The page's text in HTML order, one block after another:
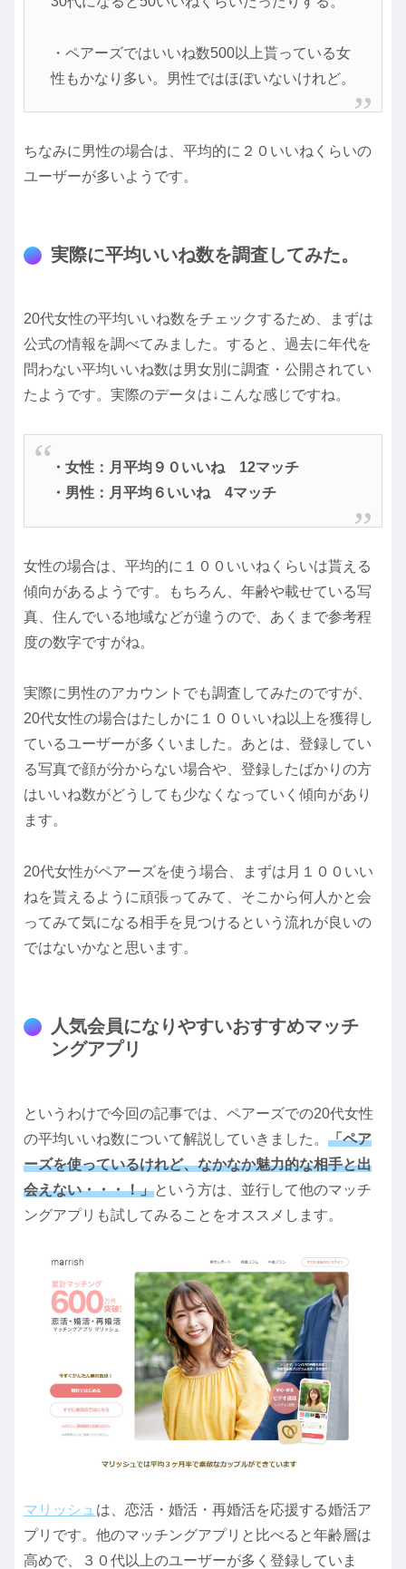
・ペアーズではいいね数500以上貰っている女
性もかなり多い。男性ではほぼいないけれど。
ちなみに男性の場合は、平均的に２０いいねくらいの
ユーザーが多いようです。
実際に平均いいね数を調査してみた。
20代女性の平均いいね数をチェックするため、まずは
公式の情報を調べてみました。すると、過去に年代を
問わない平均いいね数は男女別に調査・公開されてい
たようです。実際のデータは↓こんな感じですね。
・女性：月平均９０いいね 12マッチ
・男性：月平均６いいね 4マッチ
女性の場合は、平均的に１００いいねくらいは貰える
傾向があるようです。もちろん、年齢や載せている写
真、住んでいる地域などが違うので、あくまで参考程
度の数字ですがね。
実際に男性のアカウントでも調査してみたのですが、
20代女性の場合はたしかに１００いいね以上を獲得し
ているユーザーが多くいました。あとは、登録してい
る写真で顔が分からない場合や、登録したばかりの方
はいいね数がどうしても少なくなっていく傾向があり
ます。
20代女性がペアーズを使う場合、まずは月１００いい
ねを貰えるように頑張ってみて、そこから何人かと会
ってみて気になる相手を見つけるという流れが良いの
ではないかなと思います。
人気会員になりやすいおすすめマッチ
ングアプリ
というわけで今回の記事では、ペアーズでの20代女性
の平均いいね数について解説していきました。 「ペア
ーズを使っているけれど、なかなか魅力的な相手と出
会えない・・・！」という方は、並行して他のマッチ
ングアプリも試してみることをオススメします。
マリッシュ は、恋活・婚活・再婚活を応援する婚活ア
プリです。他のマッチングアプリと比べると年齢層は
高めで、３０代以上のユーザーが多く登録していま